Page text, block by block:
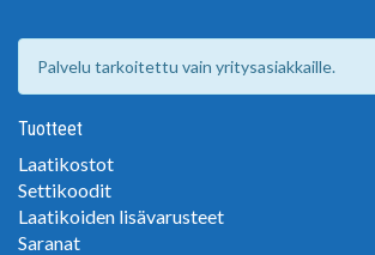
Palvelu tarkoitettu vain yritysasiakkaille.
Tuotteet
Laatikostot
Settikoodit
Laatikoiden lisävarusteet
Saranat